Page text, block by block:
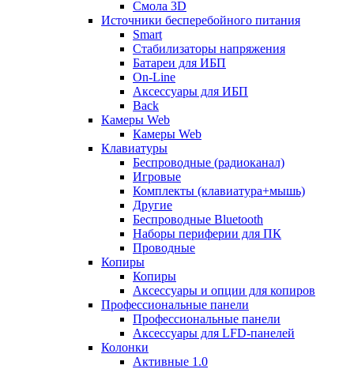
Смола 3D
Источники бесперебойного питания
Smart
Стабилизаторы напряжения
Батареи для ИБП
On-Line
Аксессуары для ИБП
Back
Камеры Web
Камеры Web
Клавиатуры
Беспроводные (радиоканал)
Игровые
Комплекты (клавиатура+мышь)
Другие
Беспроводные Bluetooth
Наборы периферии для ПК
Проводные
Копиры
Копиры
Аксессуары и опции для копиров
Профессиональные панели
Профессиональные панели
Аксессуары для LFD-панелей
Колонки
Активные 1.0